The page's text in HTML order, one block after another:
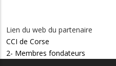
Lien du web du partenaire
CCI de Corse
2- Membres fondateurs